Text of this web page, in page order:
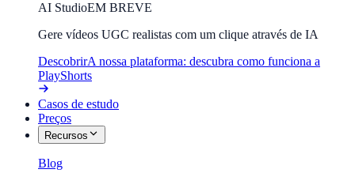
AI StudioEM BREVE
Gere vídeos UGC realistas com um clique através de IA
DescobrirA nossa plataforma: descubra como funciona a
PlayShorts
Casos de estudo
Preços
Recursos
Blog